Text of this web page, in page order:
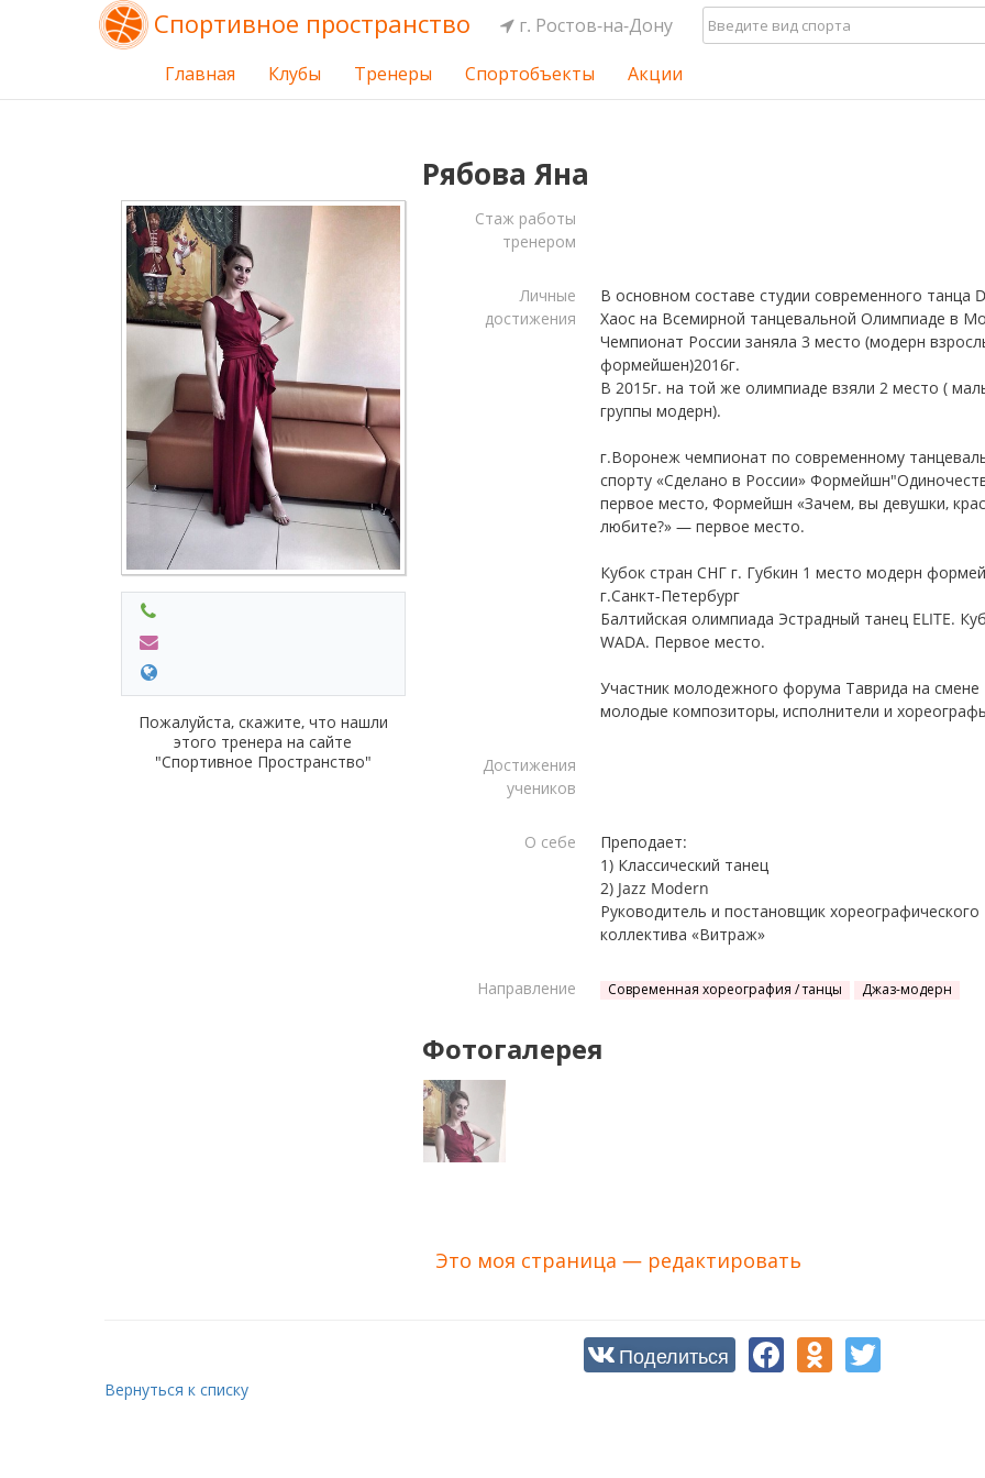
Спортивное пространство г. Ростов-на-Дону
Главная Клубы Тренеры Спортобъекты Акции
Рябова Яна
Пожалуйста, скажите, что нашли
этого тренера на сайте
"Спортивное Пространство"
Стаж работы
тренером
Личные
достижения
В основном составе студии современного танца
Хаос на Всемирной танцевальной Олимпиаде в
Чемпионат России заняла 3 место (модерн
формейшен)2016г.
В 2015г. на той же олимпиаде взяли 2 место (
группы модерн).
г.Воронеж чемпионат по современному
спорту «Сделано в России»
первое место, Формейшн «Зачем, вы девушки,
любите?» — первое место.
Кубок стран СНГ г. Губкин 1 место модерн
г.Санкт-Петербург
Балтийская олимпиада Эстрадный танец ELITE.
WADA. Первое место.
Участник молодежного форума Таврида на смене
молодые композиторы, исполнители и
Достижения
учеников
О себе
Преподает:
1) Классический танец
2) Jazz Modern
Руководитель и постановщик хореографического
коллектива «Витраж»
Направление Современная хореография / танцы Джаз-модерн
Фотогалерея
Это моя страница — редактировать
Поделиться
Вернуться к списку